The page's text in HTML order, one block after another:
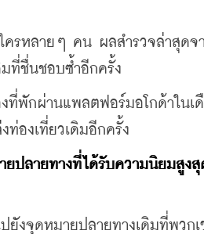
รหลายๆ คน ผลสำรวจล่าสุดจ
มที่ชื่นชอบซ้ำอีกครั้ง
พักผ่านแพลตฟอร์มอโกด้าใน
องเที่ยวเดิมอีกครั้ง
ลายทางที่ได้รับความนิยมสูงสุ
งจุดหมายปลายทางเดิมที่พวก